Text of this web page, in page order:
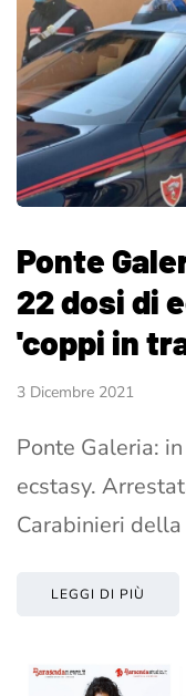
Ponte
22 dosi di
'coppi in
3 Dicembre 2021
Ponte Galeria:
ecstasy.
Carabinieri
LEGGI DI PIÙ